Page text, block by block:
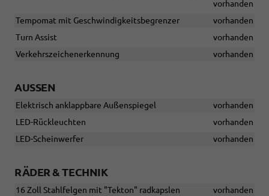
vorhanden
Tempomat mit Geschwindigkeitsbegrenzer
vorhanden
Turn Assist
vorhanden
Verkehrszeichenerkennung
vorhanden
AUSSEN
Elektrisch anklappbare Außenspiegel
vorhanden
LED-Rückleuchten
vorhanden
LED-Scheinwerfer
vorhanden
RÄDER & TECHNIK
16 Zoll Stahlfelgen mit "Tekton" radkapslen
vorhanden